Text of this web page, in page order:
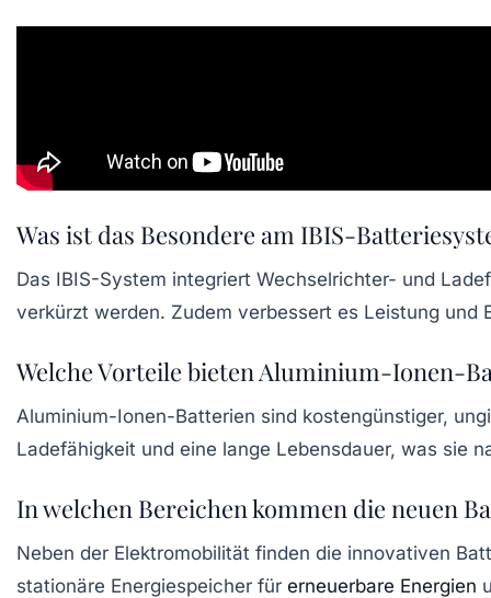
Was ist das Besondere am IBIS-
Das IBIS-System integriert Wechselrichter- und
verkürzt werden. Zudem verbessert es Leistung und
Welche Vorteile bieten Aluminium-Ionen-
Aluminium-Ionen-Batterien sind kostengünstiger,
Ladefähigkeit und eine lange Lebensdauer, was sie
In welchen Bereichen kommen die neuen
Neben der Elektromobilität finden die innovativen
stationäre Energiespeicher für erneuerbare Energien